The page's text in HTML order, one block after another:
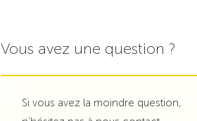
Vous avez une question ?
Si vous avez la moindre question,